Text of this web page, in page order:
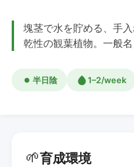
塊茎で水を貯める、手
乾性の観葉植物。一般名
半日陰 1–2/week
🌱育成環境